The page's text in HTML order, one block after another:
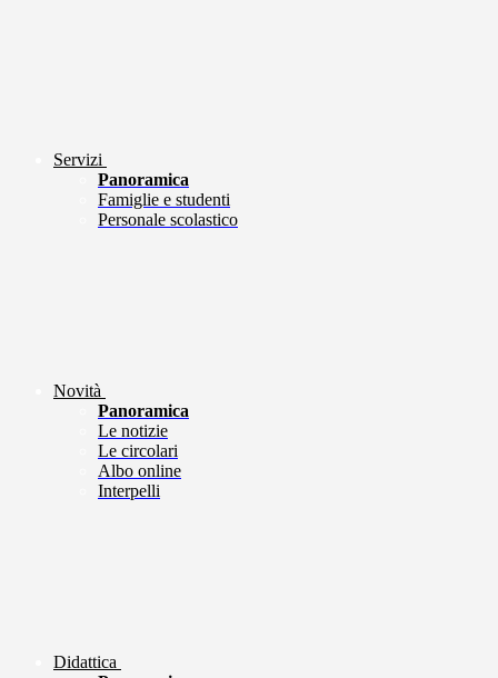
Servizi
Panoramica
Famiglie e studenti
Personale scolastico
Novità
Panoramica
Le notizie
Le circolari
Albo online
Interpelli
Didattica